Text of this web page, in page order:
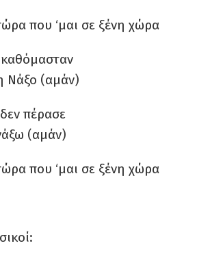
που ‘μαι σε ξένη χώρα
Νάξο (αμάν)
πέρασε
(αμάν)
που ‘μαι σε ξένη χώρα